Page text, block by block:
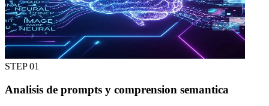
STEP 01
Analisis de prompts y comprension semantica